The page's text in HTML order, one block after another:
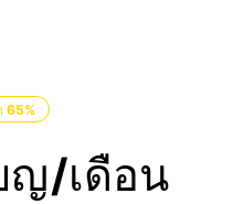
65%
ญ/เดือน